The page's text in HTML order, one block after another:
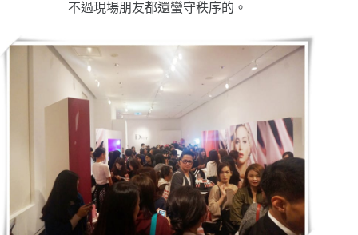
不過現場朋友都還蠻守秩序的。